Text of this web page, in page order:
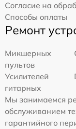
Согласие на
Способы оплаты
Ремонт
Микшерных
пультов
Усилителей
гитарных
Мы занимаемся
обслуживанием
гарантийного